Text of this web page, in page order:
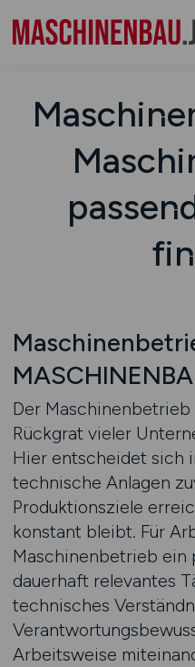
Der
Rückgrat vieler
Hier entscheidet sich
technische Anlagen
Produktionsziele
konstant bleibt. Für
Maschinenbetrieb ein
dauerhaft relevantes
technisches
Arbeitsweise